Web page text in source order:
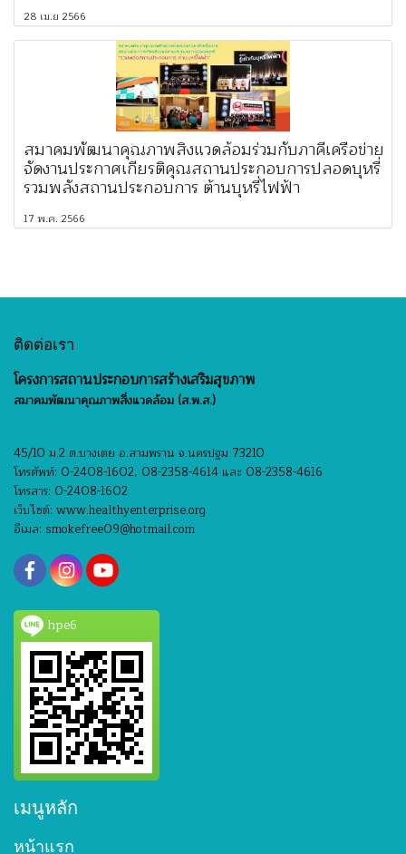
28 เม.ย 2566
สมาคมพัฒนาคุณภาพสิ่งแวดล้อมร่วมกับภาคีเครือข่าย
จัดงานประกาศเกียรติคุณสถานประกอบการปลอดบุหรี่
รวมพลังสถานประกอบการ ต้านบุหรี่ไฟฟ้า
17 พ.ค. 2566
ติดต่อเรา
โครงการสถานประกอบการสร้างเสริมสุขภาพ
สมาคมพัฒนาคุณภาพสิ่งแวดล้อม (ส.พ.ส.)
45/10 ม.2 ต.บางเตย อ.สามพราน จ.นครปฐม 73210
โทรศัพท์: 0-2408-1602, 08-2358-4614 และ 08-2358-4616
โทรสาร: 0-2408-1602
เว็บไซต์: www.healthyenterprise.org
อีเมล: smokefree09@hotmail.com
hpe6
เมนูหลัก
หน้าแรก